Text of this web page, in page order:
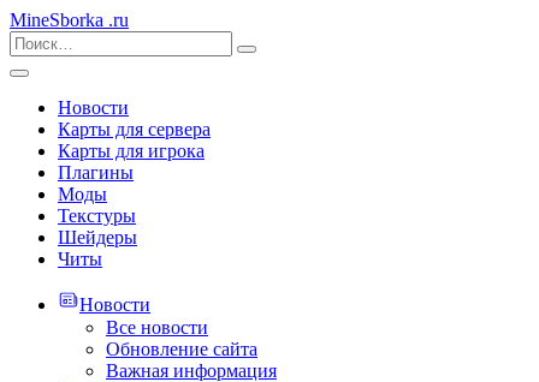
MineSborka .ru
Новости
Карты для сервера
Карты для игрока
Плагины
Моды
Текстуры
Шейдеры
Читы
Новости
Все новости
Обновление сайта
Важная информация